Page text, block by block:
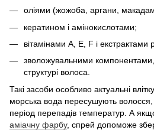
оліями (жожоба, аргани,
кератином і амінокислотами;
вітамінами A, E, F і екстрактами
зволожувальними компонентами,
структурі волоса.
Такі засоби особливо актуальні
морська вода пересушують
період перепадів температур. А
аміачну фарбу, спрей допоможе